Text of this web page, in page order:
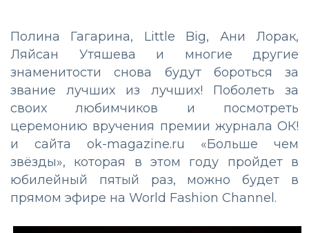
Полина Гагарина, Little Big, Ани Лорак,
Ляйсан Утяшева и многие другие
знаменитости снова будут бороться за
звание лучших из лучших! Поболеть за
своих любимчиков и посмотреть
церемонию вручения премии журнала ОК!
и сайта ok-magazine.ru «Больше чем
звёзды», которая в этом году пройдет в
юбилейный пятый раз, можно будет в
прямом эфире на World Fashion Channel.